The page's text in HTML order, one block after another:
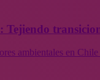
Tejiendo
ambientales en